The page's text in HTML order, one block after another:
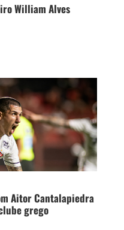
William Alves
Aitor Cantalapiedra
grego